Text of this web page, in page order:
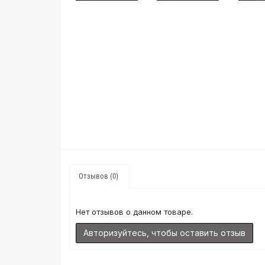
Отзывов (0)
Нет отзывов о данном товаре.
Авторизуйтесь, чтобы оставить отзыв